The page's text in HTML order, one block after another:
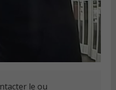
le ou